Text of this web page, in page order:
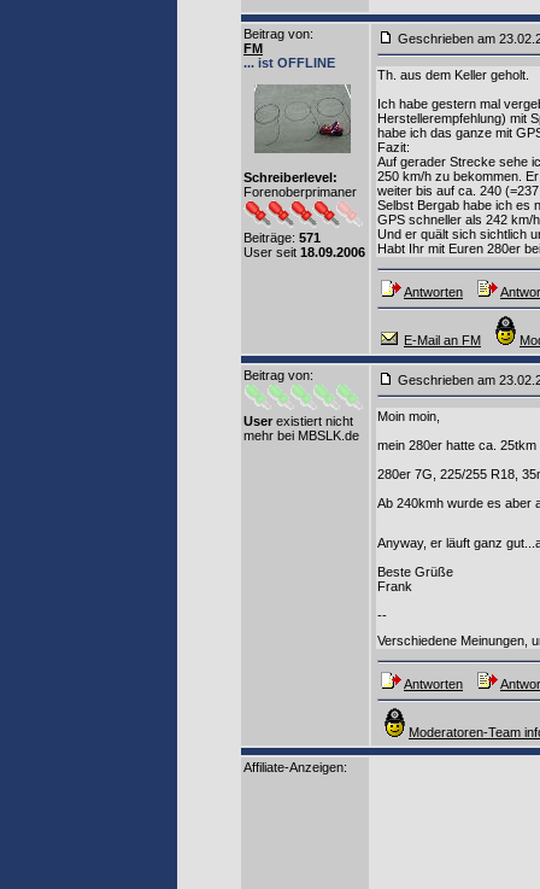
Beitrag von:
FM
... ist OFFLINE
Schreiberlevel:
Forenoberprimaner
Beiträge: 571
User seit 18.09.2006
Geschrieben am
Th. aus dem Keller geholt.
Ich habe gestern mal
Herstellerempfehlung) mit
habe ich das ganze mit
Fazit:
Auf gerader Strecke sehe
250 km/h zu bekommen.
weiter bis auf ca. 240
Selbst Bergab habe ich es
GPS schneller als 242 km/
Und er quält sich sichtlich
Habt Ihr mit Euren 280er
Antworten
E-Mail an FM
Beitrag von:
User existiert nicht
mehr bei MBSLK.de
Geschrieben am
Moin moin,
mein 280er hatte ca.
280er 7G, 225/255 R18,
Ab 240kmh wurde es aber
Anyway, er läuft ganz
Beste Grüße
Frank
--
Verschiedene Meinungen,
Antworten
Moderatoren-Team
Affiliate-Anzeigen: